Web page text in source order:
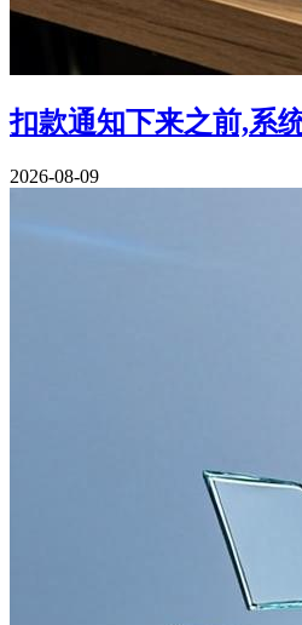
扣款通知下来之前,系
2026-08-09